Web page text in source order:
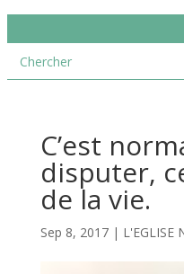
C’est
disputer,
de la vie.
Sep 8, 2017| L'EGLISE